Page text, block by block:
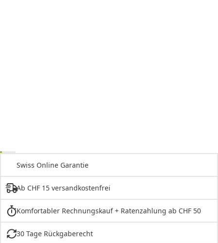
Swiss Online Garantie
Ab CHF 15 versandkostenfrei
Komfortabler Rechnungskauf + Ratenzahlung ab CHF 50
30 Tage Rückgaberecht